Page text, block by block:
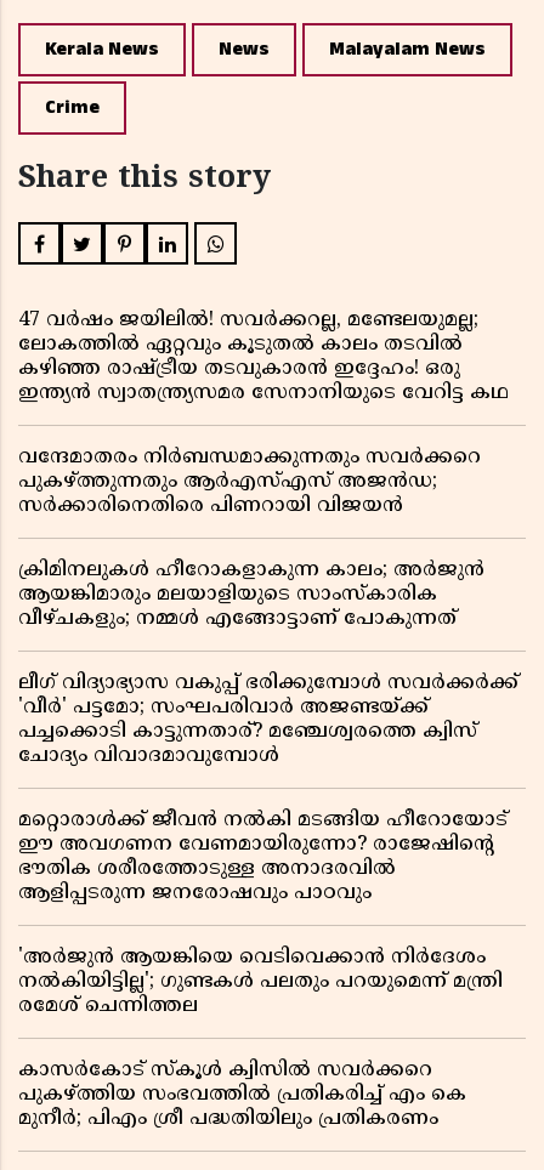
Kerala News News Malayalam News
Crime
Share this story
47 വർഷം ജയിലിൽ! സവർക്കറല്ല, മണ്ടേലയുമല്ല;
ലോകത്തിൽ ഏറ്റവും കൂടുതൽ കാലം തടവിൽ
കഴിഞ്ഞ രാഷ്ട്രീയ തടവുകാരൻ ഇദ്ദേഹം! ഒരു
ഇന്ത്യൻ സ്വാതന്ത്ര്യസമര സേനാനിയുടെ വേറിട്ട കഥ
വന്ദേമാതരം നിർബന്ധമാക്കുന്നതും സവർക്കറെ
പുകഴ്ത്തുന്നതും ആർഎസ്എസ് അജൻഡ;
സർക്കാരിനെതിരെ പിണറായി വിജയൻ
ക്രിമിനലുകൾ ഹീറോകളാകുന്ന കാലം; അർജുൻ
ആയങ്കിമാരും മലയാളിയുടെ സാംസ്കാരിക
വീഴ്ചകളും; നമ്മൾ എങ്ങോട്ടാണ് പോകുന്നത്
ലീഗ് വിദ്യാഭ്യാസ വകുപ്പ് ഭരിക്കുമ്പോൾ സവർക്കർക്ക്
'വീർ' പട്ടമോ; സംഘപരിവാർ അജണ്ടയ്ക്ക്
പച്ചക്കൊടി കാട്ടുന്നതാര്? മഞ്ചേശ്വരത്തെ ക്വിസ്
ചോദ്യം വിവാദമാവുമ്പോൾ
മറ്റൊരാൾക്ക് ജീവൻ നൽകി മടങ്ങിയ ഹീറോയോട്
ഈ അവഗണന വേണമായിരുന്നോ? രാജേഷിൻ്റെ
ഭൗതിക ശരീരത്തോടുള്ള അനാദരവിൽ
ആളിപ്പടരുന്ന ജനരോഷവും പാഠവും
'അർജുൻ ആയങ്കിയെ വെടിവെക്കാൻ നിർദേശം
നൽകിയിട്ടില്ല'; ഗുണ്ടകൾ പലതും പറയുമെന്ന് മന്ത്രി
രമേശ് ചെന്നിത്തല
കാസർകോട് സ്കൂൾ ക്വിസിൽ സവർക്കറെ
പുകഴ്ത്തിയ സംഭവത്തിൽ പ്രതികരിച്ച് എം കെ
മുനീർ; പിഎം ശ്രീ പദ്ധതിയിലും പ്രതികരണം